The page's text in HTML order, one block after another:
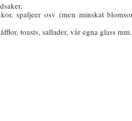
spaljeer osv (men minskat
toasts, sallader, vår egna glass mm.